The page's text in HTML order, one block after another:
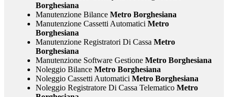
Borghesiana
Manutenzione BilanceMetro Borghesiana
Manutenzione Cassetti Automatici Metro
Borghesiana
Manutenzione Registratori Di Cassa Metro
Borghesiana
Manutenzione Software GestioneMetro Borghesiana
Noleggio BilanceMetro Borghesiana
Noleggio Cassetti Automatici Metro Borghesiana
Noleggio Registratore Di Cassa TelematicoMetro